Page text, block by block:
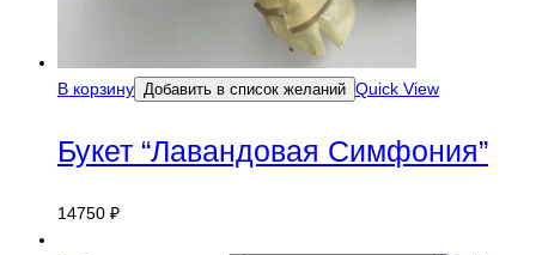
В корзину Добавить в список желаний Quick View
Букет “Лавандовая Симфония”
14750 ₽